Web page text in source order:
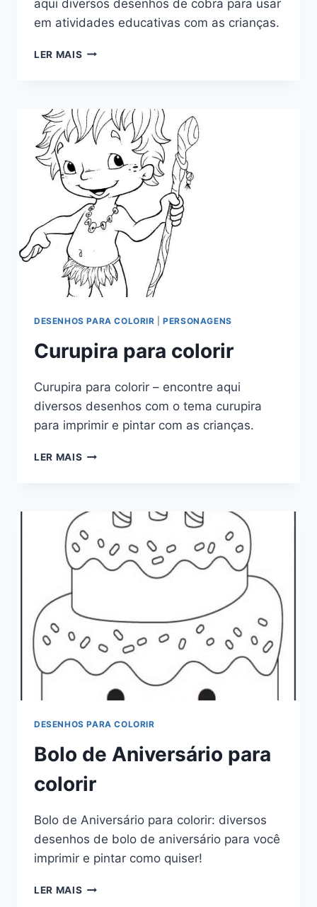
aqui diversos desenhos de cobra para usar
em atividades educativas com as crianças.
LER MAIS DESENHOS
COLORIR
DESENHOS PARA COLORIR |PERSONAGENS
Curupira para colorir
Curupira para colorir – encontre aqui
diversos desenhos com o tema curupira
para imprimir e pintar com as crianças.
LER MAIS CURUPIRA
DESENHOS PARA COLORIR
Bolo de Aniversário para
colorir
Bolo de Aniversário para colorir: diversos
desenhos de bolo de aniversário para você
imprimir e pintar como quiser!
LER MAIS BOLO